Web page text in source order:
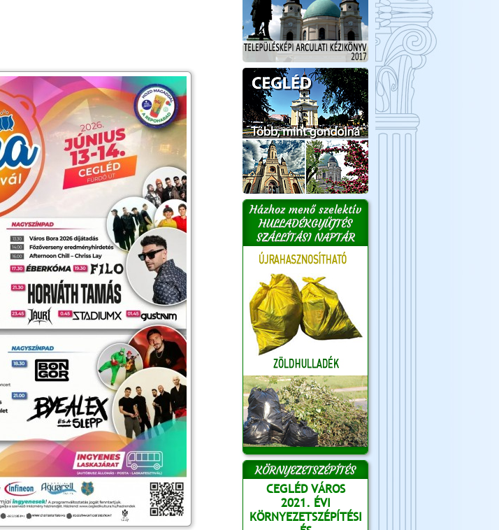
Házhoz menő szelektív
HULLADÉKGYŰJTÉS
SZÁLLÍTÁSI NAPTÁR
KÖRNYEZETSZÉPÍTÉS
CEGLÉD VÁROS
2021. ÉVI
KÖRNYEZETSZÉPÍTÉSI